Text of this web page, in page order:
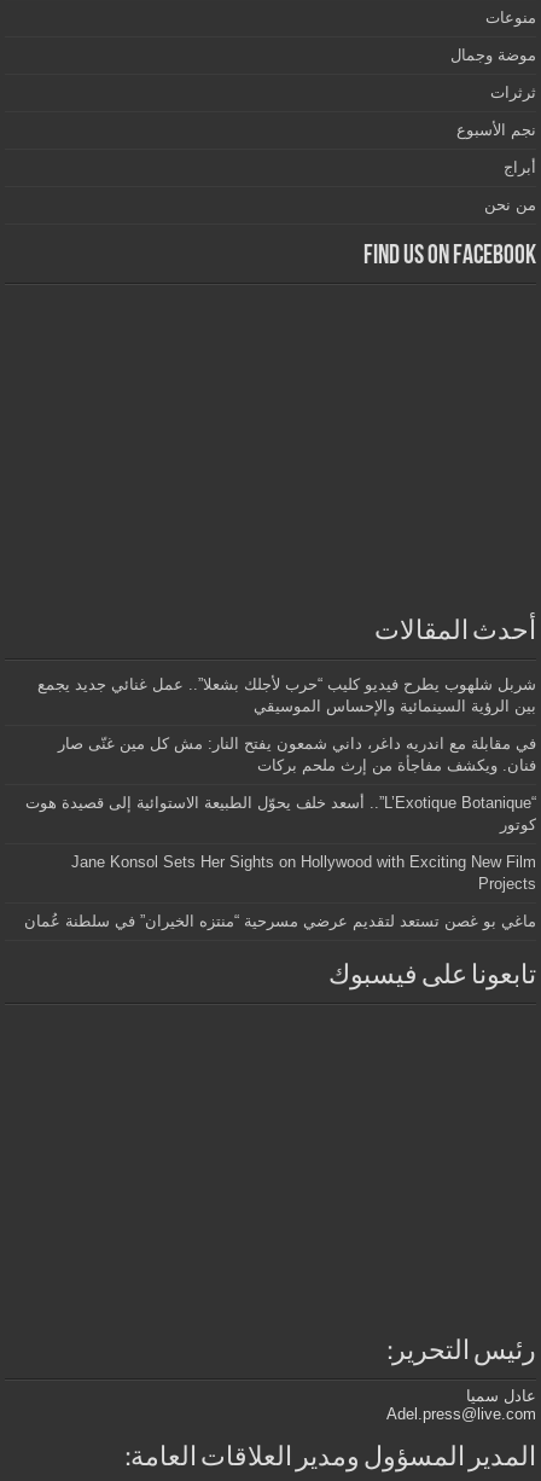
منوعات
موضة وجمال
ثرثرات
نجم الأسبوع
أبراج
من نحن
Find us on Facebook
أحدث المقالات
شربل شلهوب يطرح فيديو كليب “حرب لأجلك بشعلا”.. عمل غنائي جديد يجمع
بين الرؤية السينمائية والإحساس الموسيقي
في مقابلة مع اندريه داغر، داني شمعون يفتح النار: مش كل مين غنّى صار
فنان. ويكشف مفاجأة من إرث ملحم بركات
“L’Exotique Botanique”.. أسعد خلف يحوّل الطبيعة الاستوائية إلى قصيدة هوت
كوتور
Jane Konsol Sets Her Sights on Hollywood with Exciting New Film
Projects
ماغي بو غصن تستعد لتقديم عرضي مسرحية “منتزه الخيران” في سلطنة عُمان
تابعونا على فيسبوك
رئيس التحرير:
عادل سميا
Adel.press@live.com
المدير المسؤول ومدير العلاقات العامة: